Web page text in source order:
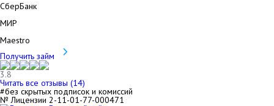
СберБанк
МИР
Maestro
Получить займ
3.8
Читать все отзывы (14)
#без скрытых подписок и комиссий
№ Лицензии 2-11-01-77-000471